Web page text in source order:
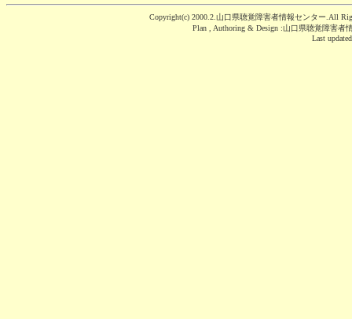
Copyright(c) 2000.2.山口県聴覚障害者情報センター.All
Plan , Authoring & Design :山口県聴覚障害者
Last